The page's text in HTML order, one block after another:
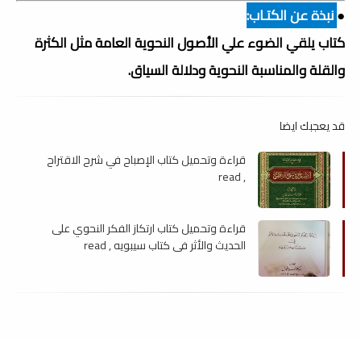
●نبذة عن الكتـاب:
كتاب يلقي الضوء علي الأصول النحوية العامة مثل الكثرة
والقلة والمناسبة النحوية ودلالة السياق.
قد يعجبك ايضا
قراءة وتحميل كتاب الإصباح في شرح الاقتراح
, read
قراءة وتحميل كتاب ارتكاز الفكر النحوي على
الحديث والأثر في كتاب سيبويه , read